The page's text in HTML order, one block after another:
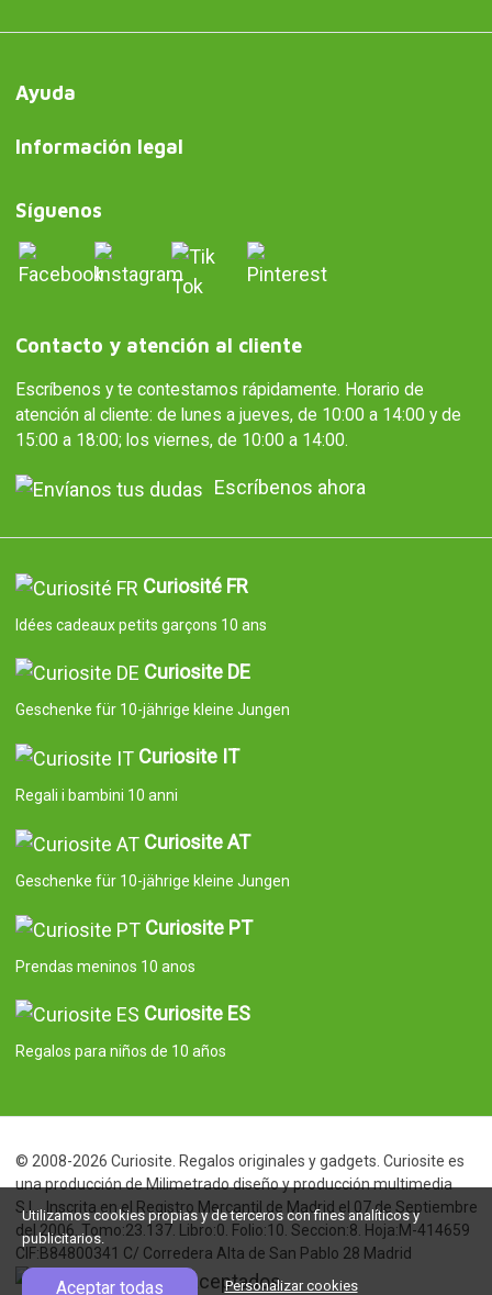
Ayuda
Información legal
Síguenos
Contacto y atención al cliente
Escríbenos y te contestamos rápidamente. Horario de
atención al cliente: de lunes a jueves, de 10:00 a 14:00 y de
15:00 a 18:00; los viernes, de 10:00 a 14:00.
Escríbenos ahora
Curiosité FR
Idées cadeaux petits garçons 10 ans
Curiosite DE
Geschenke für 10-jährige kleine Jungen
Curiosite IT
Regali i bambini 10 anni
Curiosite AT
Geschenke für 10-jährige kleine Jungen
Curiosite PT
Prendas meninos 10 anos
Curiosite ES
Regalos para niños de 10 años
© 2008-2026 Curiosite. Regalos originales y gadgets. Curiosite es
una producción de Milimetrado diseño y producción multimedia
S.L.. Inscrita en el Registro Mercantil de Madrid el 07 de Septiembre
del 2006. Tomo:23.137. Libro:0. Folio:10. Seccion:8. Hoja:M-414659
CIF:B84800341 C/ Corredera Alta de San Pablo 28 Madrid
Utilizamos cookies propias y de terceros con fines analíticos y
publicitarios.
Aceptar todas Personalizar cookies